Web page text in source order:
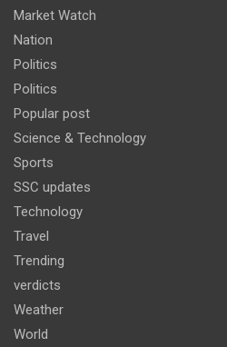
Market Watch
Nation
Politics
Politics
Popular post
Science & Technology
Sports
SSC updates
Technology
Travel
Trending
verdicts
Weather
World